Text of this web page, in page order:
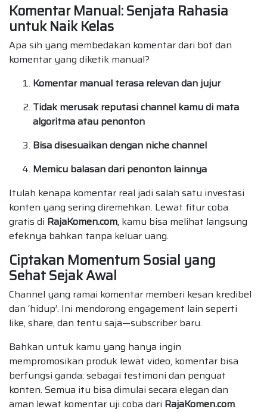
Komentar Manual: Senjata Rahasia
untuk Naik Kelas
Apa sih yang membedakan komentar dari bot dan
komentar yang diketik manual?
Komentar manual terasa relevan dan jujur
Tidak merusak reputasi channel kamu di mata
algoritma atau penonton
Bisa disesuaikan dengan niche channel
Memicu balasan dari penonton lainnya
Itulah kenapa komentar real jadi salah satu investasi
konten yang sering diremehkan. Lewat fitur coba
gratis di RajaKomen.com, kamu bisa melihat langsung
efeknya bahkan tanpa keluar uang.
Ciptakan Momentum Sosial yang
Sehat Sejak Awal
Channel yang ramai komentar memberi kesan kredibel
dan ‘hidup’. Ini mendorong engagement lain seperti
like, share, dan tentu saja—subscriber baru.
Bahkan untuk kamu yang hanya ingin
mempromosikan produk lewat video, komentar bisa
berfungsi ganda: sebagai testimoni dan penguat
konten. Semua itu bisa dimulai secara elegan dan
aman lewat komentar uji coba dari RajaKomen.com.